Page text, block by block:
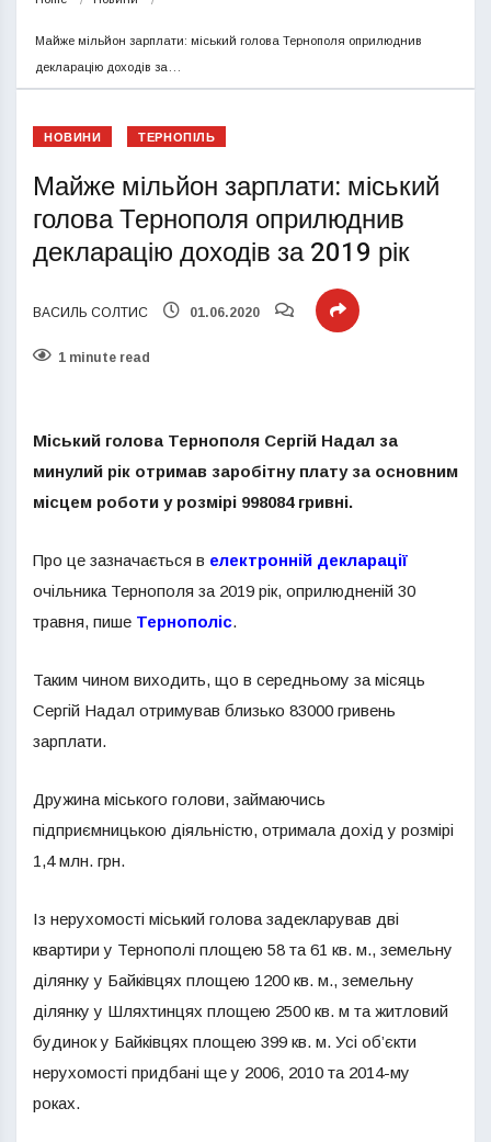
Майже мільйон зарплати: міський голова Тернополя оприлюднив
декларацію доходів за…
НОВИНИ ТЕРНОПІЛЬ
Майже мільйон зарплати: міський
голова Тернополя оприлюднив
декларацію доходів за 2019 рік
ВАСИЛЬ СОЛТИС 01.06.2020
1 minute read
Міський голова Тернополя Сергій Надал за
минулий рік отримав заробітну плату за основним
місцем роботи у розмірі 998084 гривні.
Про це зазначається в електронній декларації
очільника Тернополя за 2019 рік, оприлюдненій 30
травня, пише Тернополіс.
Таким чином виходить, що в середньому за місяць
Сергій Надал отримував близько 83000 гривень
зарплати.
Дружина міського голови, займаючись
підприємницькою діяльністю, отримала дохід у розмірі
1,4 млн. грн.
Із нерухомості міський голова задекларував дві
квартири у Тернополі площею 58 та 61 кв. м., земельну
ділянку у Байківцях площею 1200 кв. м., земельну
ділянку у Шляхтинцях площею 2500 кв. м та житловий
будинок у Байківцях площею 399 кв. м. Усі об’єкти
нерухомості придбані ще у 2006, 2010 та 2014-му
роках.